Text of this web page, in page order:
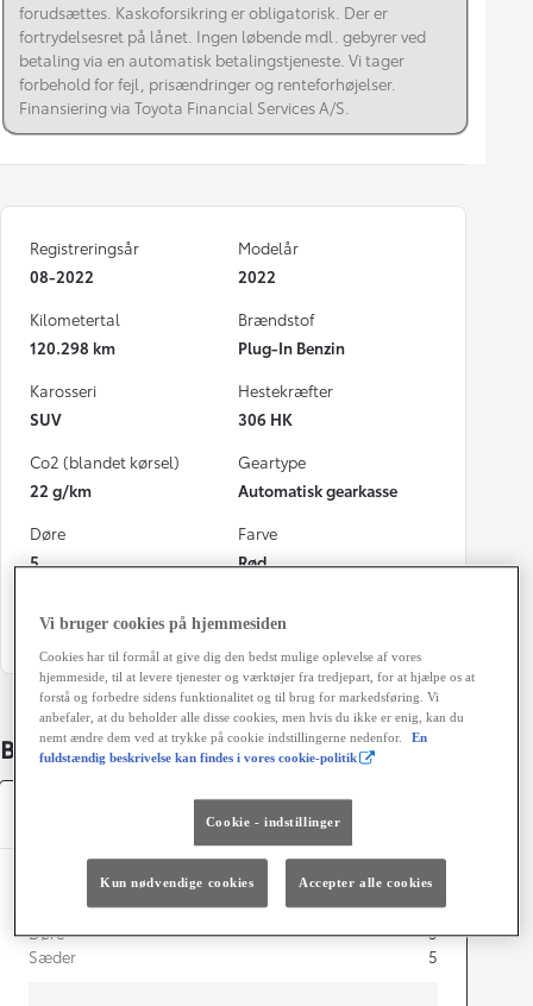
forudsættes. Kaskoforsikring er obligatorisk. Der er
fortrydelsesret på lånet. Ingen løbende mdl. gebyrer ved
betaling via en automatisk betalingstjeneste. Vi tager
forbehold for fejl, prisændringer og renteforhøjelser.
Finansiering via Toyota Financial Services A/S.
Registreringsår
08-2022
Modelår
2022
Kilometertal
120.298 km
Brændstof
Plug-In Benzin
Karosseri
SUV
Hestekræfter
306 HK
Co2 (blandet kørsel)
22 g/km
Geartype
Automatisk gearkasse
Døre
5
Farve
Rød
920 kr.
Bildetaljer
Dimensioner og mål
Døre
5
Sæder
5
Vi bruger cookies på hjemmesiden
Cookies har til formål at give dig den bedst mulige oplevelse af vores
hjemmeside, til at levere tjenester og værktøjer fra tredjepart, for at hjælpe os at
forstå og forbedre sidens funktionalitet og til brug for markedsføring. Vi
anbefaler, at du beholder alle disse cookies, men hvis du ikke er enig, kan du
nemt ændre dem ved at trykke på cookie indstillingerne nedenfor.
En
fuldstændig beskrivelse kan findes i vores cookie-politik
Cookie - indstillinger
Kun nødvendige cookies Accepter alle cookies